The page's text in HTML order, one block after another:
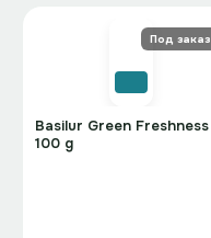
Под заказ
Basilur Green Freshness
100 g